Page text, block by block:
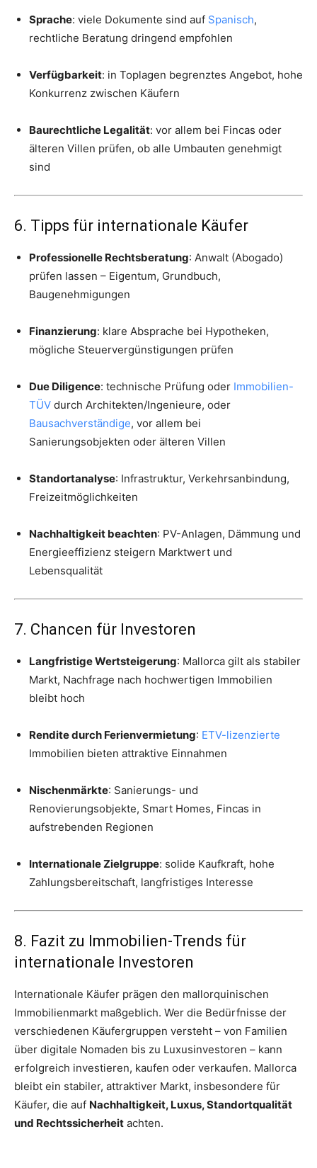
Sprache: viele Dokumente sind auf Spanisch,
rechtliche Beratung dringend empfohlen
Verfügbarkeit: in Toplagen begrenztes Angebot, hohe
Konkurrenz zwischen Käufern
Baurechtliche Legalität: vor allem bei Fincas oder
älteren Villen prüfen, ob alle Umbauten genehmigt
sind
6. Tipps für internationale Käufer
Professionelle Rechtsberatung: Anwalt (Abogado)
prüfen lassen – Eigentum, Grundbuch,
Baugenehmigungen
Finanzierung: klare Absprache bei Hypotheken,
mögliche Steuervergünstigungen prüfen
Due Diligence: technische Prüfung oder Immobilien-
TÜV durch Architekten/Ingenieure, oder
Bausachverständige, vor allem bei
Sanierungsobjekten oder älteren Villen
Standortanalyse: Infrastruktur, Verkehrsanbindung,
Freizeitmöglichkeiten
Nachhaltigkeit beachten: PV-Anlagen, Dämmung und
Energieeffizienz steigern Marktwert und
Lebensqualität
7. Chancen für Investoren
Langfristige Wertsteigerung: Mallorca gilt als stabiler
Markt, Nachfrage nach hochwertigen Immobilien
bleibt hoch
Rendite durch Ferienvermietung: ETV-lizenzierte
Immobilien bieten attraktive Einnahmen
Nischenmärkte: Sanierungs- und
Renovierungsobjekte, Smart Homes, Fincas in
aufstrebenden Regionen
Internationale Zielgruppe: solide Kaufkraft, hohe
Zahlungsbereitschaft, langfristiges Interesse
8. Fazit zu Immobilien-Trends für
internationale Investoren
Internationale Käufer prägen den mallorquinischen
Immobilienmarkt maßgeblich. Wer die Bedürfnisse der
verschiedenen Käufergruppen versteht – von Familien
über digitale Nomaden bis zu Luxusinvestoren – kann
erfolgreich investieren, kaufen oder verkaufen. Mallorca
bleibt ein stabiler, attraktiver Markt, insbesondere für
Käufer, die auf Nachhaltigkeit, Luxus, Standortqualität
und Rechtssicherheit achten.